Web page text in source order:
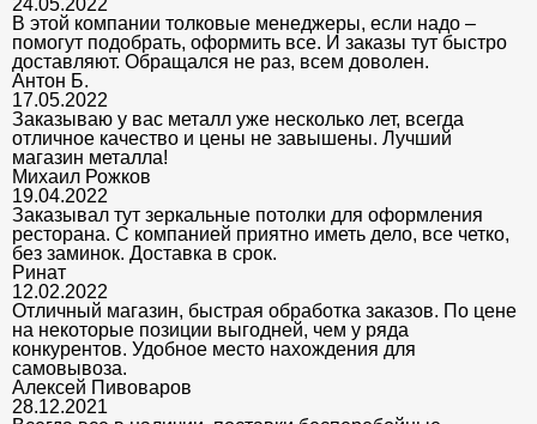
24.05.2022
В этой компании толковые менеджеры, если надо –
помогут подобрать, оформить все. И заказы тут быстро
доставляют. Обращался не раз, всем доволен.
Антон Б.
17.05.2022
Заказываю у вас металл уже несколько лет, всегда
отличное качество и цены не завышены. Лучший
магазин металла!
Михаил Рожков
19.04.2022
Заказывал тут зеркальные потолки для оформления
ресторана. С компанией приятно иметь дело, все четко,
без заминок. Доставка в срок.
Ринат
12.02.2022
Отличный магазин, быстрая обработка заказов. По цене
на некоторые позиции выгодней, чем у ряда
конкурентов. Удобное место нахождения для
самовывоза.
Алексей Пивоваров
28.12.2021